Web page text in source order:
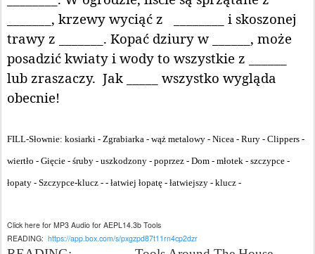
_______, krzewy wyciąć z
________ i skoszonej
trawy z _______. Kopać dziury w ______, może
posadzić kwiaty i wody to wszystkie z ______
lub zraszaczy. Jak _____ wszystko wygląda
obecnie!
FILL-Słownie: kosiarki - Zgrabiarka - wąż metalowy - Nicea - Rury - Clippers -
wiertło - Gięcie - śruby - uszkodzony - poprzez - Dom - młotek - szczypce -
łopaty - Szczypce-klucz - - łatwiej łopatę - łatwiejszy - klucz -
Click here for MP3 Audio for AEPL14.3b Tools
READING: https://app.box.com/s/pxgzpd87t11rn4cp2dzr